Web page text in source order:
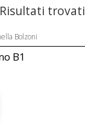
Risultati trovati
Bolzoni
B1